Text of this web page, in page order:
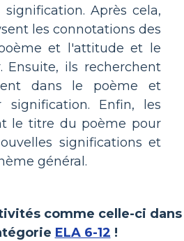
Après cela,
les connotations des
et l'attitude et le
Ensuite, ils recherchent
dans le poème et
signification. Enfin, les
le titre du poème pour
significations et
général.
comme celle-ci dans
ELA 6-12 !